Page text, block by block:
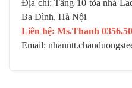
Địa chỉ: Tầng 10 tòa nhà
Ba Đình, Hà Nội
Liên hệ: Ms.Thanh
Email: